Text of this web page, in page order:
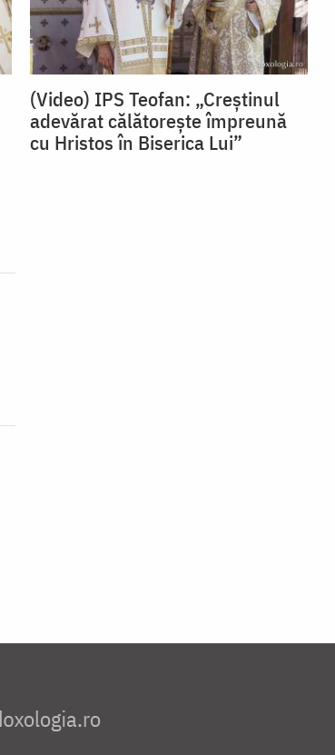
(Video) IPS Teofan: „Creștinul
adevărat călătorește împreună
cu Hristos în Biserica Lui”